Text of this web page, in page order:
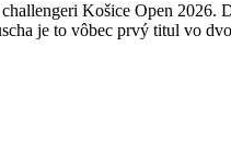
Košice Open
je to vôbec prvý titul vo